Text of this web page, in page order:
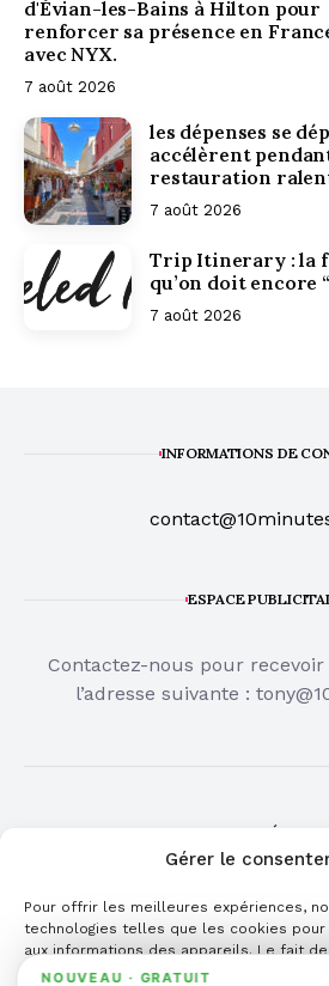
Gérer le
Pour offrir les meilleures expériences,
technologies telles que les cookies
aux informations des appareils. Le fait
technologies nous permettra de traiter
d'Évian-les-Bains à Hilton pour
renforcer sa présence en
avec NYX.
7 août 2026
les dépenses se
accélèrent
restauration
7 août 2026
Trip Itinerary : la
qu’on doit encore
7 août 2026
INFORMATIONS DE
ESPACE
Contactez-nous pour
l’adresse suivante :
COMMUNIQUÉ DE
Cliquez ici pour publier votre
presse
NOUVEAU · GRATUIT